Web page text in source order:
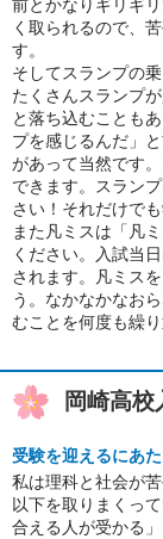
前とかなりギリギ
く取られるので、
す。
そしてスランプの
たくさんスランプ
と落ち込むことも
プを感じるんだ」
があって当然です
できます。スラン
さい！それだけで
また凡ミスは「凡
ください。入試当
されます。凡ミス
う。なかなかなお
むことを何度も繰
岡崎高
受験を迎えるにあ
私は理科と社会が
以下を取りまくっ
合える人が受かる